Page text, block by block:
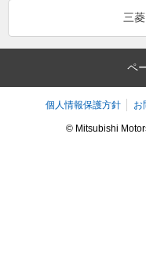
三
ペ
個人情報保護方針 お
© Mitsubishi